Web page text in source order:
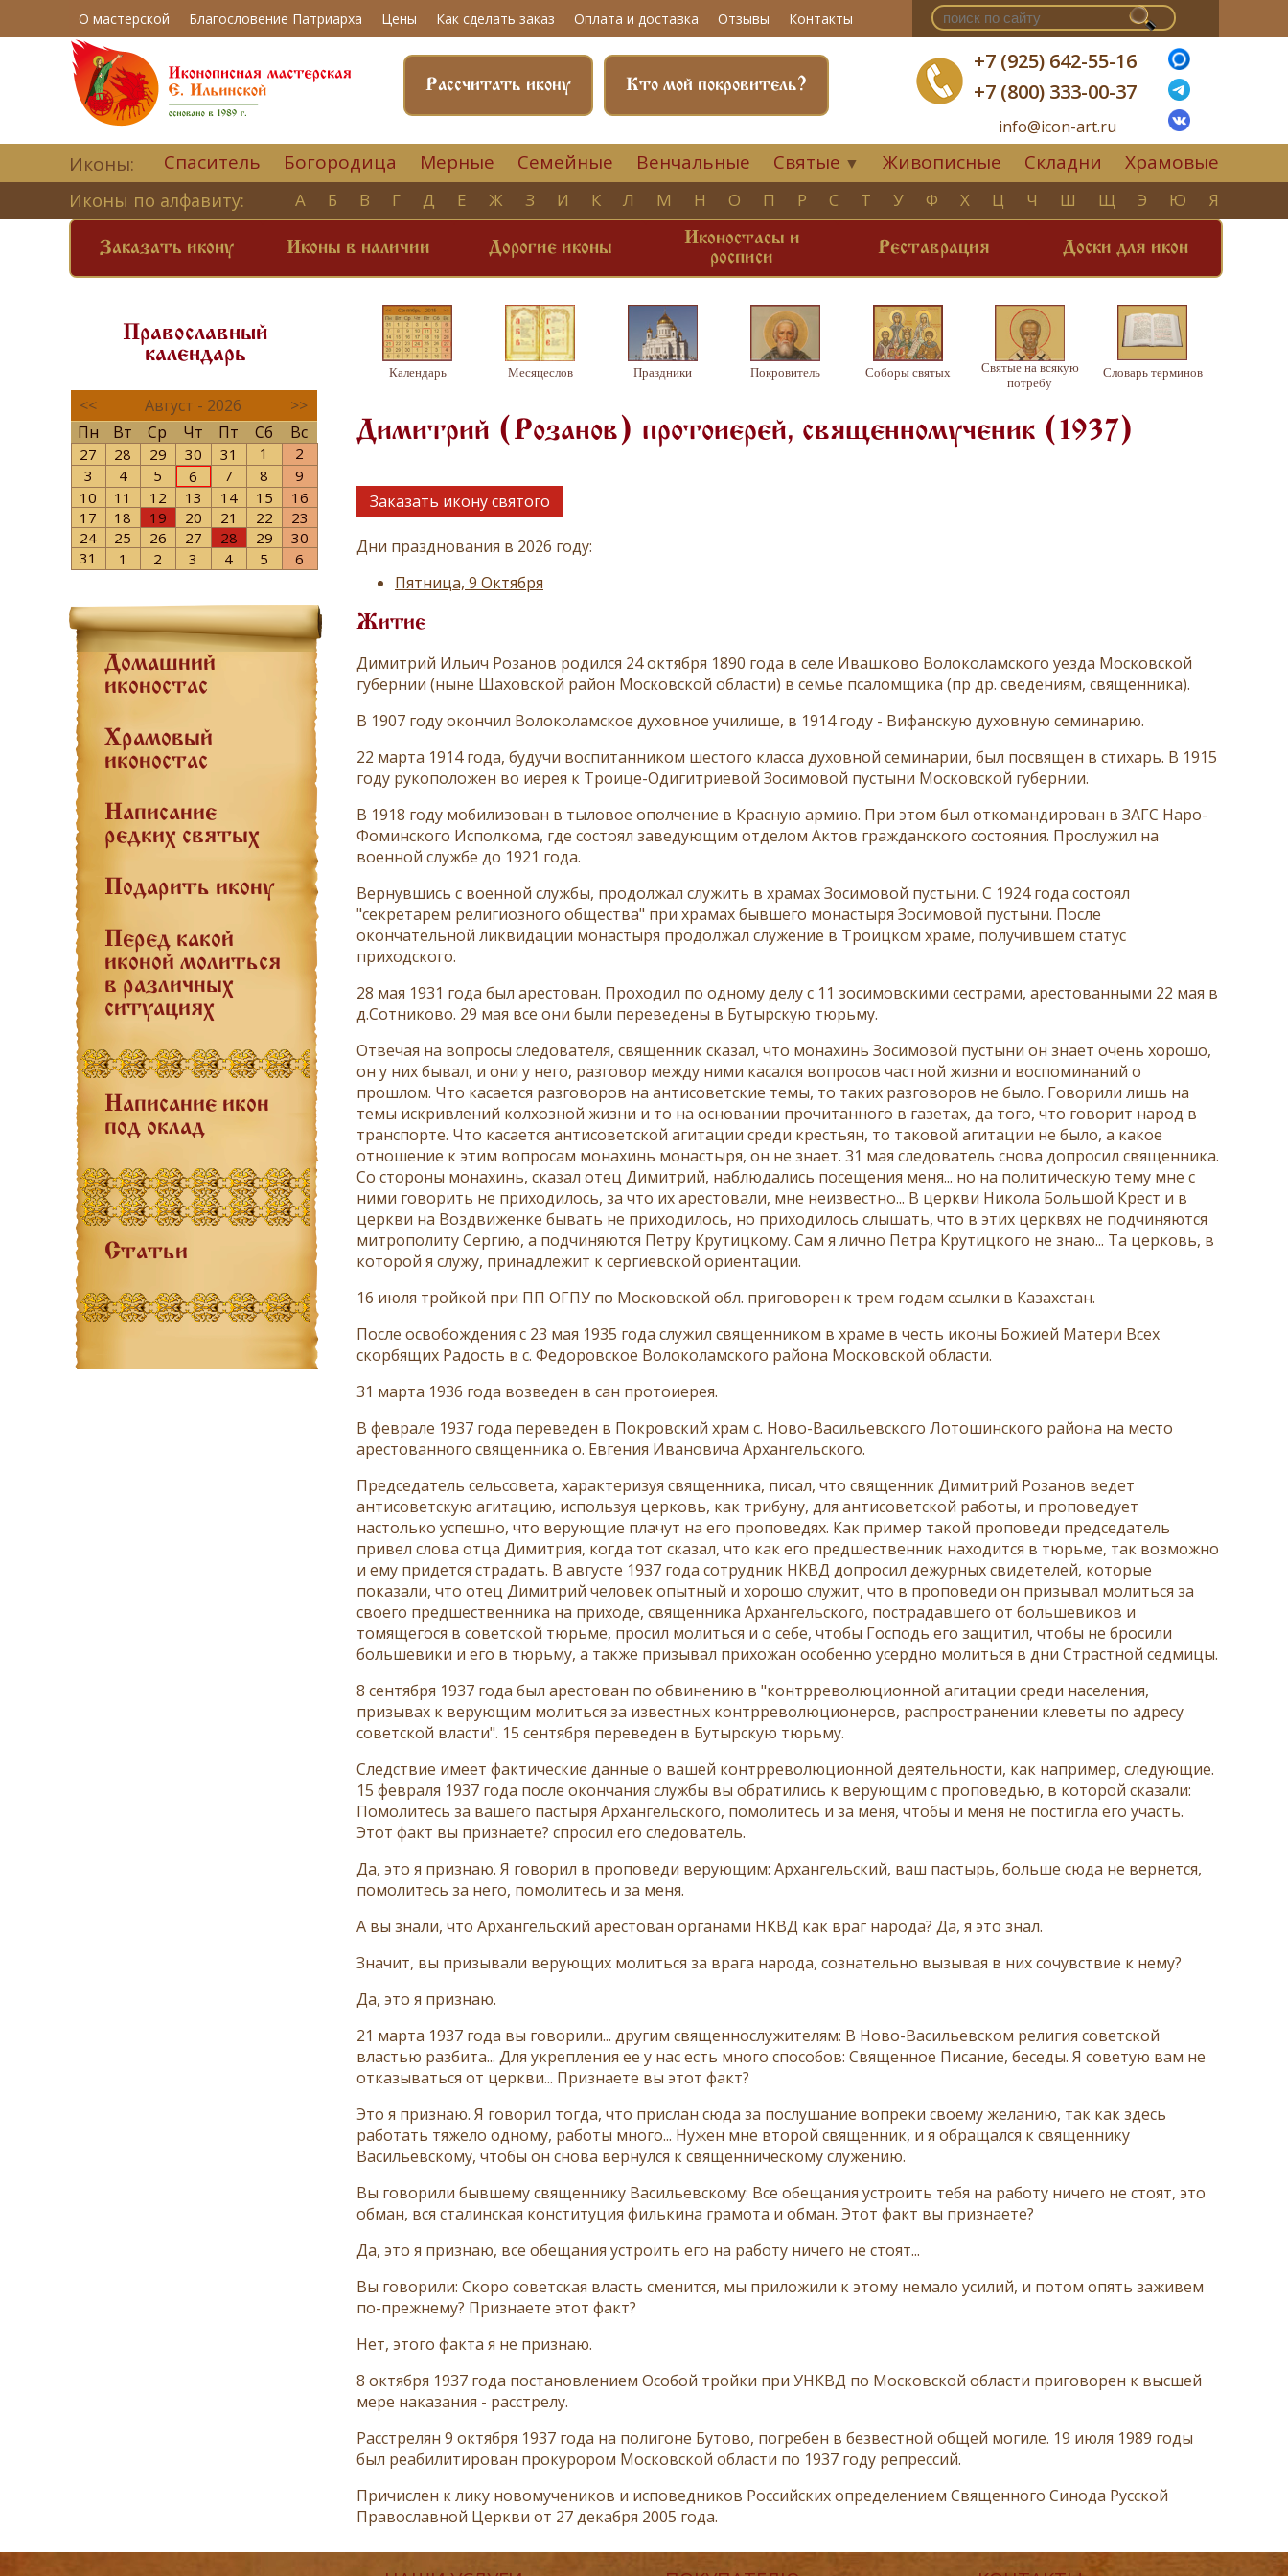
О мастерской Благословение Патриарха Цены Как сделать заказ Оплата и доставка Отзывы Контакты
+7 (925) 642-55-16
+7 (800) 333-00-37
info@icon-art.ru
Кто мой покровитель?
Рассчитать икону
Иконы: Спаситель Богородица Мерные Семейные Венчальные Святые ▼ Живописные Складни Храмовые
Иконы по алфавиту: А Б В Г Д Е Ж З И К Л М Н О П Р С Т У Ф Х Ц Ч Ш Щ Э Ю Я
Заказать икону Иконы в наличии Дорогие иконы
Иконостасы и
росписи
Реставрация Доски для икон
Православный
календарь
<< Август - 2026
>>
Пн
Вт Ср Чт Пт Сб Вс
27 28 29 30 31 1
2
3
4 5 6 7 8
9
10
11 12 13 14 15
16
17
18 19 20 21 22
23
24
25 26 27 28 29
30
31
1 2 3 4 5 6
Домашний
иконостас
Храмовый
иконостас
Написание
редких святых
Подарить икону
Перед какой
иконой молиться
в различных
ситуациях
Написание икон
под оклад
Статьи
Календарь Месяцеслов Праздники Покровитель Соборы святых
Святые на всякую
потребу
Словарь терминов
Димитрий (Розанов) протоиерей, священномученик (1937)
Заказать икону святого
Дни празднования в 2026 году:
Пятница, 9 Октября
Житие
Димитрий Ильич Розанов родился 24 октября 1890 года в селе Ивашково Волоколамского уезда Московской
губернии (ныне Шаховской район Московской области) в семье псаломщика (пр др. сведениям, священника).
В 1907 году окончил Волоколамское духовное училище, в 1914 году - Вифанскую духовную семинарию.
22 марта 1914 года, будучи воспитанником шестого класса духовной семинарии, был посвящен в стихарь. В 1915
году рукоположен во иерея к Троице-Одигитриевой Зосимовой пустыни Московской губернии.
В 1918 году мобилизован в тыловое ополчение в Красную армию. При этом был откомандирован в ЗАГС Наро-
Фоминского Исполкома, где состоял заведующим отделом Актов гражданского состояния. Прослужил на
военной службе до 1921 года.
Вернувшись с военной службы, продолжал служить в храмах Зосимовой пустыни. С 1924 года состоял
"секретарем религиозного общества" при храмах бывшего монастыря Зосимовой пустыни. После
окончательной ликвидации монастыря продолжал служение в Троицком храме, получившем статус
приходского.
28 мая 1931 года был арестован. Проходил по одному делу с 11 зосимовскими сестрами, арестованными 22 мая в
д.Сотниково. 29 мая все они были переведены в Бутырскую тюрьму.
Отвечая на вопросы следователя, священник сказал, что монахинь Зосимовой пустыни он знает очень хорошо,
он у них бывал, и они у него, разговор между ними касался вопросов частной жизни и воспоминаний о
прошлом. Что касается разговоров на антисоветские темы, то таких разговоров не было. Говорили лишь на
темы искривлений колхозной жизни и то на основании прочитанного в газетах, да того, что говорит народ в
транспорте. Что касается антисоветской агитации среди крестьян, то таковой агитации не было, а какое
отношение к этим вопросам монахинь монастыря, он не знает. 31 мая следователь снова допросил священника.
Со стороны монахинь, сказал отец Димитрий, наблюдались посещения меня... но на политическую тему мне с
ними говорить не приходилось, за что их арестовали, мне неизвестно... В церкви Никола Большой Крест и в
церкви на Воздвиженке бывать не приходилось, но приходилось слышать, что в этих церквях не подчиняются
митрополиту Сергию, а подчиняются Петру Крутицкому. Сам я лично Петра Крутицкого не знаю... Та церковь, в
которой я служу, принадлежит к сергиевской ориентации.
16 июля тройкой при ПП ОГПУ по Московской обл. приговорен к трем годам ссылки в Казахстан.
После освобождения с 23 мая 1935 года служил священником в храме в честь иконы Божией Матери Всех
скорбящих Радость в с. Федоровское Волоколамского района Московской области.
31 марта 1936 года возведен в сан протоиерея.
В феврале 1937 года переведен в Покровский храм с. Ново-Васильевского Лотошинского района на место
арестованного священника о. Евгения Ивановича Архангельского.
Председатель сельсовета, характеризуя священника, писал, что священник Димитрий Розанов ведет
антисоветскую агитацию, используя церковь, как трибуну, для антисоветской работы, и проповедует
настолько успешно, что верующие плачут на его проповедях. Как пример такой проповеди председатель
привел слова отца Димитрия, когда тот сказал, что как его предшественник находится в тюрьме, так возможно
и ему придется страдать. В августе 1937 года сотрудник НКВД допросил дежурных свидетелей, которые
показали, что отец Димитрий человек опытный и хорошо служит, что в проповеди он призывал молиться за
своего предшественника на приходе, священника Архангельского, пострадавшего от большевиков и
томящегося в советской тюрьме, просил молиться и о себе, чтобы Господь его защитил, чтобы не бросили
большевики и его в тюрьму, а также призывал прихожан особенно усердно молиться в дни Страстной седмицы.
8 сентября 1937 года был арестован по обвинению в "контрреволюционной агитации среди населения,
призывах к верующим молиться за известных контрреволюционеров, распространении клеветы по адресу
советской власти". 15 сентября переведен в Бутырскую тюрьму.
Следствие имеет фактические данные о вашей контрреволюционной деятельности, как например, следующие.
15 февраля 1937 года после окончания службы вы обратились к верующим с проповедью, в которой сказали:
Помолитесь за вашего пастыря Архангельского, помолитесь и за меня, чтобы и меня не постигла его участь.
Этот факт вы признаете? спросил его следователь.
Да, это я признаю. Я говорил в проповеди верующим: Архангельский, ваш пастырь, больше сюда не вернется,
помолитесь за него, помолитесь и за меня.
А вы знали, что Архангельский арестован органами НКВД как враг народа? Да, я это знал.
Значит, вы призывали верующих молиться за врага народа, сознательно вызывая в них сочувствие к нему?
Да, это я признаю.
21 марта 1937 года вы говорили... другим священнослужителям: В Ново-Васильевском религия советской
властью разбита... Для укрепления ее у нас есть много способов: Священное Писание, беседы. Я советую вам не
отказываться от церкви... Признаете вы этот факт?
Это я признаю. Я говорил тогда, что прислан сюда за послушание вопреки своему желанию, так как здесь
работать тяжело одному, работы много... Нужен мне второй священник, и я обращался к священнику
Васильевскому, чтобы он снова вернулся к священническому служению.
Вы говорили бывшему священнику Васильевскому: Все обещания устроить тебя на работу ничего не стоят, это
обман, вся сталинская конституция филькина грамота и обман. Этот факт вы признаете?
Да, это я признаю, все обещания устроить его на работу ничего не стоят...
Вы говорили: Скоро советская власть сменится, мы приложили к этому немало усилий, и потом опять заживем
по-прежнему? Признаете этот факт?
Нет, этого факта я не признаю.
8 октября 1937 года постановлением Особой тройки при УНКВД по Московской области приговорен к высшей
мере наказания - расстрелу.
Расстрелян 9 октября 1937 года на полигоне Бутово, погребен в безвестной общей могиле. 19 июля 1989 годы
был реабилитирован прокурором Московской области по 1937 году репрессий.
Причислен к лику новомучеников и исповедников Российских определением Священного Синода Русской
Православной Церкви от 27 декабря 2005 года.